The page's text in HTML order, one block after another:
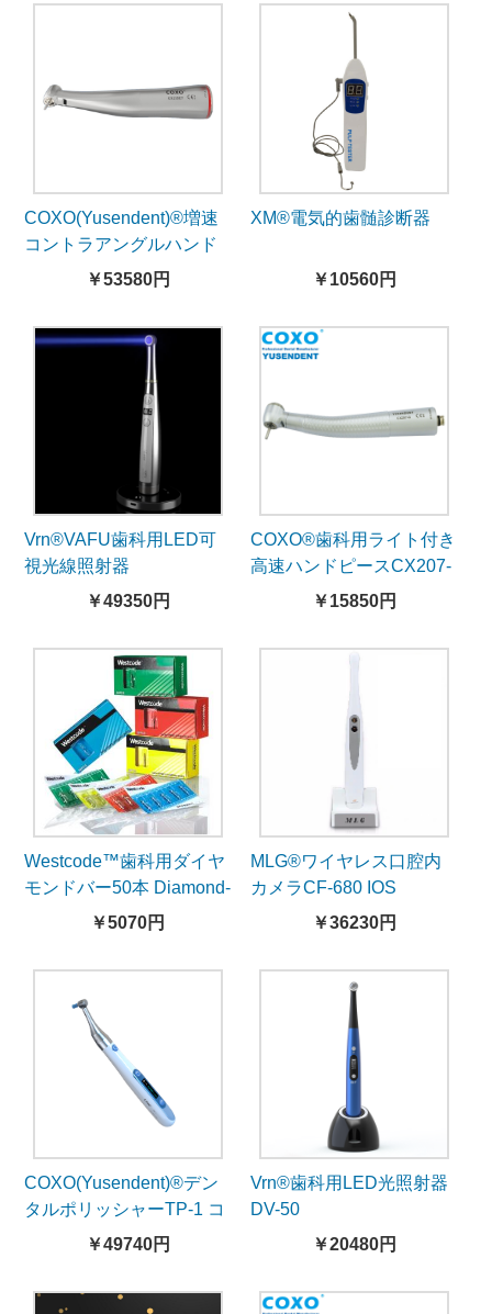
COXO(Yusendent)®増速
コントラアングルハンド
ピースCX235C7-4（5倍
付）
￥53580円
XM®電気的歯髄診断器
￥10560円
Vrn®VAFU歯科用LED可
視光線照射器
￥49350円
COXO®歯科用ライト付き
高速ハンドピースCX207-
GN-SP（NSKとコンパチ
し）
￥15850円
Westcode™歯科用ダイヤ
モンドバー50本 Diamond-
burs series￥5070円
MLG®ワイヤレス口腔内
カメラCF-680 IOS
Android WiFi接続
￥36230円
COXO(Yusendent)®デン
タルポリッシャーTP-1 コ
ードレスプロフィーモー
￥49740円
Vrn®歯科用LED光照射器
DV-50
￥20480円